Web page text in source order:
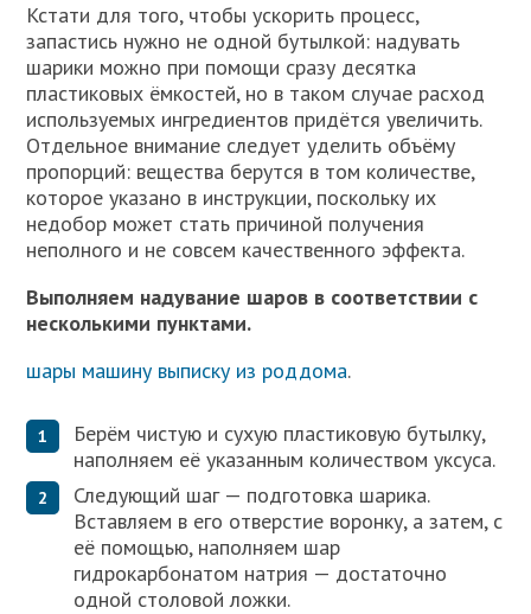
Кстати для того, чтобы ускорить процесс,
запастись нужно не одной бутылкой: надувать
шарики можно при помощи сразу десятка
пластиковых ёмкостей, но в таком случае расход
используемых ингредиентов придётся увеличить.
Отдельное внимание следует уделить объёму
пропорций: вещества берутся в том количестве,
которое указано в инструкции, поскольку их
недобор может стать причиной получения
неполного и не совсем качественного эффекта.
Выполняем надувание шаров в соответствии с
несколькими пунктами.
шары машину выписку из роддома.
Берём чистую и сухую пластиковую бутылку,
наполняем её указанным количеством уксуса.
Следующий шаг — подготовка шарика.
Вставляем в его отверстие воронку, а затем, с
её помощью, наполняем шар
гидрокарбонатом натрия — достаточно
одной столовой ложки.